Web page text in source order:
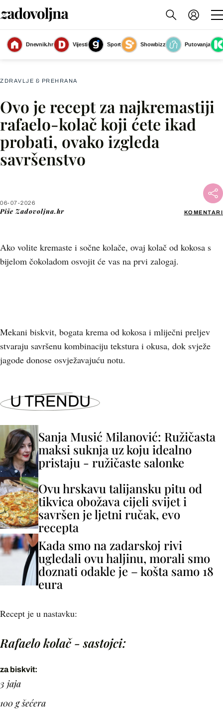
Dnevnik.hr Vijesti Sport Showbizz
Putovanja
Rafaelo-kolač(Foto: ChatGPT)
ZDRAVLJE & PREHRANA
Ovo je recept za najkremastiji
rafaelo-kolač koji ćete ikad
probati, ovako izgleda
savršenstvo
06-07-2026
Piše Zadovoljna.hr KOMENTARI
Ako volite kremaste i sočne kolače, ovaj kolač od kokosa s
bijelom čokoladom osvojit će vas na prvi zalogaj.
Facebook
X
Mekani biskvit, bogata krema od kokosa i mliječni preljev
stvaraju savršenu kombinaciju tekstura i okusa, dok svježe
jagode donose osvježavajuću notu.
U TRENDU
Sanja Musić Milanović: Ružičasta
maksi suknja uz koju idealno
pristaju - ružičaste salonke
Ovu hrskavu talijansku pitu od
tikvica obožava cijeli svijet i
savršen je ljetni ručak, evo
recepta
Kada smo na zadarskoj rivi
ugledali ovu haljinu, morali smo
doznati odakle je – košta samo 18
eura
Recept je u nastavku:
Rafaelo kolač - sastojci:
za biskvit:
3 jaja
100 g šećera